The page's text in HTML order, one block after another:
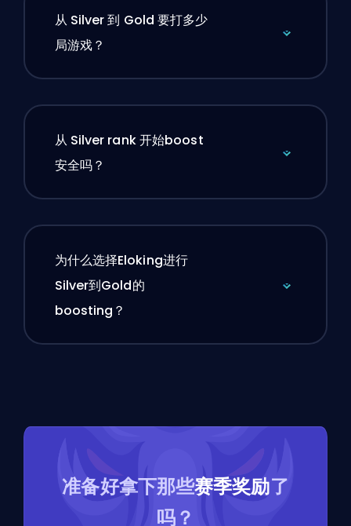
从 Silver 到 Gold 要打多少
局游戏？
从 Silver rank 开始boost
安全吗？
为什么选择Eloking进行
Silver到Gold的
boosting？
准备好拿下那些赛季奖励了
吗？